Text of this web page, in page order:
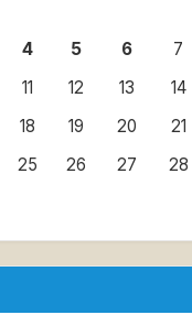
4 5 6 7
11 12 13 14
18 19 20 21
25 26 27 28